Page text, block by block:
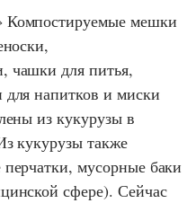
Компостируемые мешки
чашки для питья,
напитков и миски
из кукурузы в
кукурузы также
мусорные баки
сфере). Сейчас